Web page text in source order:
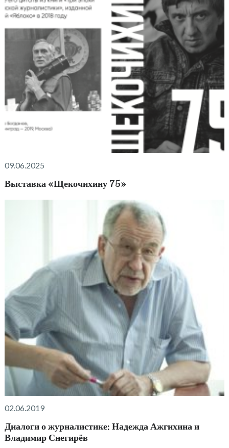
09.06.2025
Выставка «Щекочихину 75»
02.06.2019
Диалоги о журналистике: Надежда Ажгихина и
Владимир Снегирёв